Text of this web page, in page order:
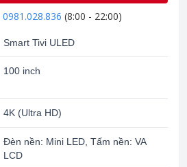
0981.028.836 (8:00 - 22:00)
Smart Tivi ULED
100 inch
4K (Ultra HD)
Đèn nền: Mini LED, Tấm nền: VA
LCD